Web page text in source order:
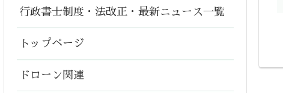
行政書士制度・法改正・最新ニュース一覧
トップページ
ドローン関連